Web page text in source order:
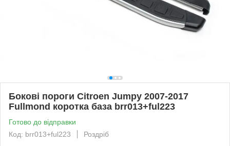
Бокові пороги Citroen Jumpy 2007-2017
Fullmond коротка база brr013+ful223
Готово до відправки
Код: brr013+ful223
Роздріб